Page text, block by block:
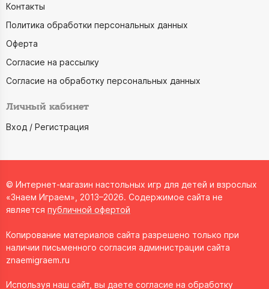
Контакты
Политика обработки персональных данных
Оферта
Согласие на рассылку
Согласие на обработку персональных данных
Личный кабинет
Вход / Регистрация
© Интернет-магазин настольных игр для детей и взрослых
«Знаем Играем», 2013–2026. Содержимое сайта не
является публичной офертой
Копирование материалов сайта разрешено только при
наличии письменного согласия администрации сайта
znaemigraem.ru
Используя наш сайт, вы даете согласие на обработку